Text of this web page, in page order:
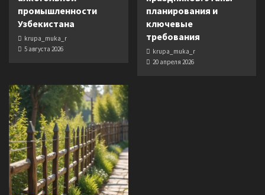
промышленности
Узбекистана
krupa_muka_r
5 августа 2026
планирования и
ключевые
требования
krupa_muka_r
20 апреля 2026